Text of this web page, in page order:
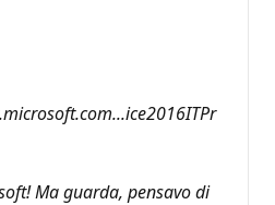
Ma guarda, pensavo di